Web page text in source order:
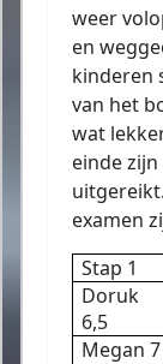
weer
en
kinderen
van het
wat
einde
examen
Stap 1
Doruk
6,5
Megan 7